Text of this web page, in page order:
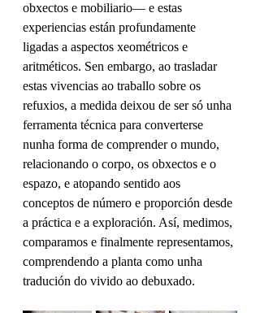
obxectos e mobiliario— e estas
experiencias están profundamente
ligadas a aspectos xeométricos e
aritméticos. Sen embargo, ao trasladar
estas vivencias ao traballo sobre os
refuxios, a medida deixou de ser só unha
ferramenta técnica para converterse
nunha forma de comprender o mundo,
relacionando o corpo, os obxectos e o
espazo, e atopando sentido aos
conceptos de número e proporción desde
a práctica e a exploración. Así, medimos,
comparamos e finalmente representamos,
comprendendo a planta como unha
tradución do vivido ao debuxado.